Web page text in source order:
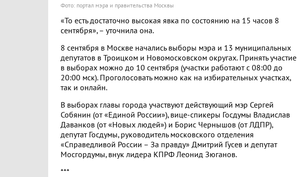
Фото: портал мэра и правительства Москвы
«То есть достаточно высокая явка по состоянию на 15 часов 8
сентября», – уточнила она.
8 сентября в Москве начались выборы мэра и 13 муниципальных
депутатов в Троицком и Новомосковском округах. Принять участие
в выборах можно до 10 сентября (участки работают с 08:00 до
20:00 мск). Проголосовать можно как на избирательных участках,
так и онлайн.
В выборах главы города участвуют действующий мэр Сергей
Собянин (от «Единой России»), вице-спикеры Госдумы Владислав
Даванков (от «Новых людей») и Борис Чернышов (от ЛДПР),
депутат Госдумы, руководитель московского отделения
«Справедливой России – За правду» Дмитрий Гусев и депутат
Мосгордумы, внук лидера КПРФ Леонид Зюганов.
***